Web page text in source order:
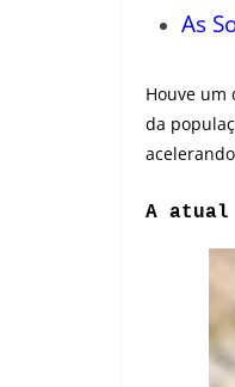
As
Houve um
da
A atual